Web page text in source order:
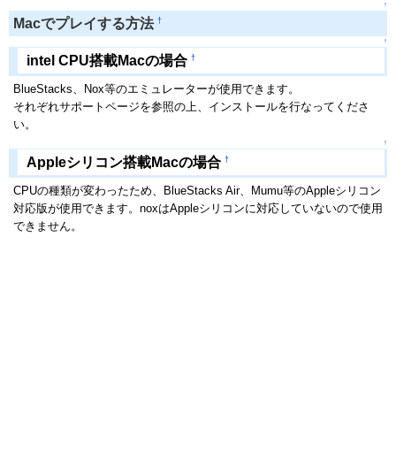
↑
Macでプレイする方法 †
↑
intel CPU搭載Macの場合 †
BlueStacks、Nox等のエミュレーターが使用できます。
それぞれサポートページを参照の上、インストールを行なってくださ
い。
↑
Appleシリコン搭載Macの場合 †
CPUの種類が変わったため、BlueStacks Air、Mumu等のAppleシリコン
対応版が使用できます。noxはAppleシリコンに対応していないので使用
できません。